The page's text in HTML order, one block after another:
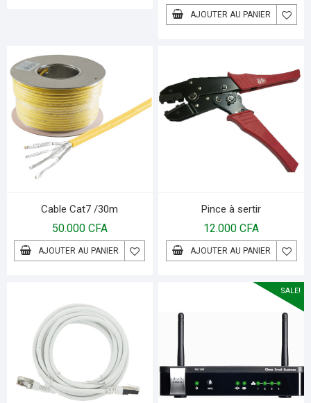
AJOUTER AU PANIER
Cable Cat7 /30m
50.000 CFA
AJOUTER AU PANIER
Pince à sertir
12.000 CFA
AJOUTER AU PANIER
SALE!